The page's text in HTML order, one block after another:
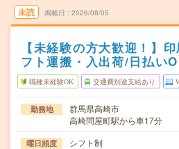
未読 掲載日 2026/08/05
【未経験の方大歓迎！】
フト運搬・入出荷/日払い
職種未経験OK 交通費別途支給あり
勤務地
群馬県高崎市
高崎問屋町駅から車17分
曜日頻度 シフト制